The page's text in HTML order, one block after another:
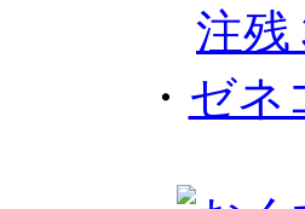
注残
・ ゼネ